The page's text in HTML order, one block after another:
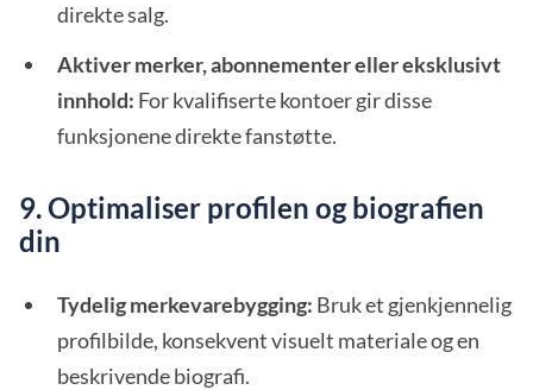
direkte salg.
Aktiver merker, abonnementer eller eksklusivt
innhold: For kvalifiserte kontoer gir disse
funksjonene direkte fanstøtte.
9. Optimaliser profilen og biografien
din
Tydelig merkevarebygging: Bruk et gjenkjennelig
profilbilde, konsekvent visuelt materiale og en
beskrivende biografi.